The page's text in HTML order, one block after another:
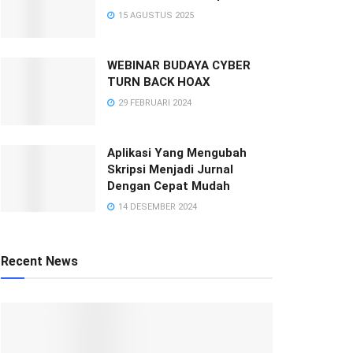
15 AGUSTUS 2025
WEBINAR BUDAYA CYBER
TURN BACK HOAX
29 FEBRUARI 2024
Aplikasi Yang Mengubah
Skripsi Menjadi Jurnal
Dengan Cepat Mudah
14 DESEMBER 2024
Recent News